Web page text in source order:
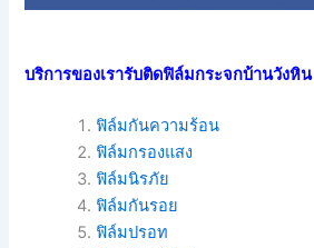
บริการของเรารับติดฟิล์มกระจกบ้านวังหิน
ฟิล์มกันความร้อน
ฟิล์มกรองแสง
ฟิล์มนิรภัย
ฟิล์มกันรอย
ฟิล์มปรอท